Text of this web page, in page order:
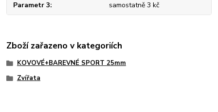
Parametr 3 samostatně 3 kč
Zboží zařazeno v kategoriích
KOVOVÉ+BAREVNÉ SPORT 25mm
Zvířata